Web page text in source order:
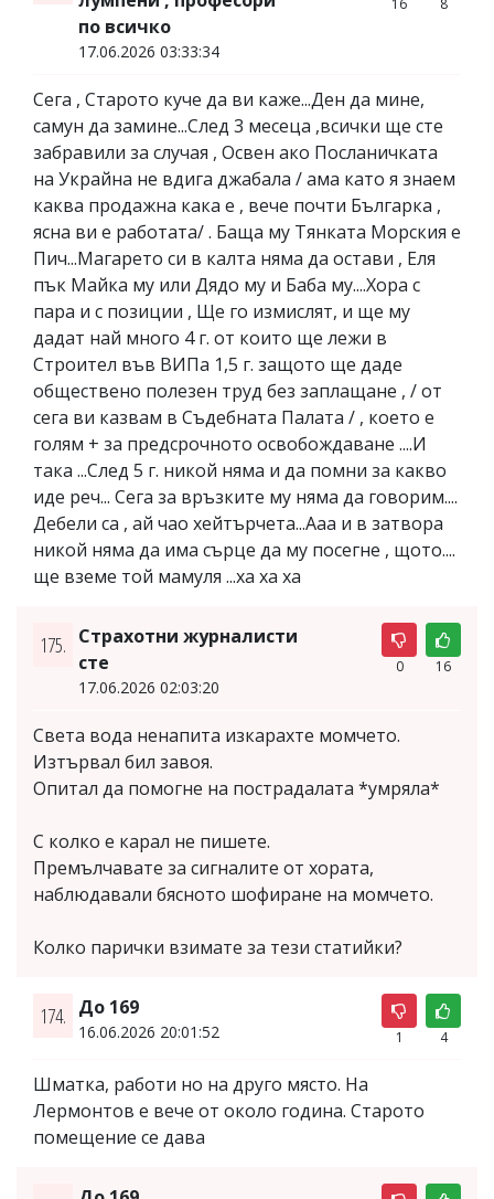
по всичко
17.06.2026 03:33:34
16 8
Сега , Старото куче да ви каже...Ден да мине,
самун да замине...След 3 месеца ,всички ще сте
забравили за случая , Освен ако Посланичката
на Украйна не вдига джабала / ама като я знаем
каква продажна кака е , вече почти Българка ,
ясна ви е работата/ . Баща му Тянката Морския е
Пич...Магарето си в калта няма да остави , Еля
пък Майка му или Дядо му и Баба му....Хора с
пара и с позиции , Ще го измислят, и ще му
дадат най много 4 г. от които ще лежи в
Строител във ВИПа 1,5 г. защото ще даде
обществено полезен труд без заплащане , / от
сега ви казвам в Съдебната Палата / , което е
голям + за предсрочното освобождаване ....И
така ...След 5 г. никой няма и да помни за какво
иде реч... Сега за връзките му няма да говорим....
Дебели са , ай чао хейтърчета...Ааа и в затвора
никой няма да има сърце да му посегне , щото....
ще вземе той мамуля ...ха ха ха
175. Страхотни журналисти
сте
17.06.2026 02:03:20
0 16
Света вода ненапита изкарахте момчето.
Изтървал бил завоя.
Опитал да помогне на пострадалата *умряла*
С колко е карал не пишете.
Премълчавате за сигналите от хората,
наблюдавали бясното шофиране на момчето.
Колко парички взимате за тези статийки?
174. До 169
16.06.2026 20:01:52 1 4
Шматка, работи но на друго място. На
Лермонтов е вече от около година. Старото
помещение се дава